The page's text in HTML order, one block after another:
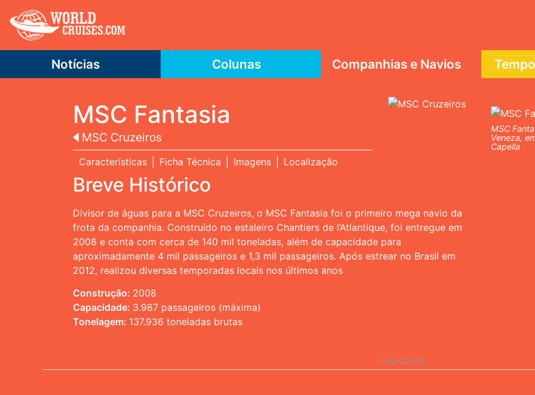
Notícias Colunas Companhias e Navios
MSC Fantasia
MSC Cruzeiros
Características Ficha Técnica Imagens Localização
Breve Histórico
Divisor de águas para a MSC Cruzeiros, o MSC Fantasia foi o primeiro mega navio da
frota da companhia. Construído no estaleiro Chantiers de l’Atlantique, foi entregue em
2008 e conta com cerca de 140 mil toneladas, além de capacidade para
aproximadamente 4 mil passageiros e 1,3 mil passageiros. Após estrear no Brasil em
2012, realizou diversas temporadas locais nos últimos anos
Construção: 2008
Capacidade: 3.987 passageiros (máxima)
Tonelagem: 137.936 toneladas brutas
MSC
Veneza,
Capella